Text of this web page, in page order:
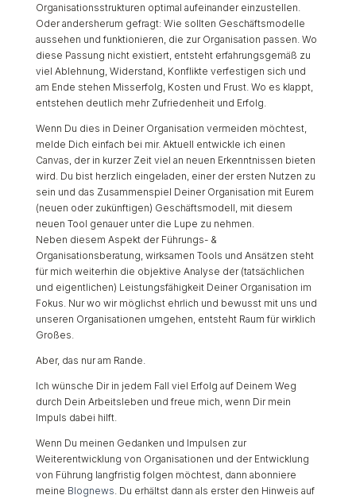
Organisationsstrukturen optimal aufeinander einzustellen.
Oder andersherum gefragt: Wie sollten Geschäftsmodelle
aussehen und funktionieren, die zur Organisation passen. Wo
diese Passung nicht existiert, entsteht erfahrungsgemäß zu
viel Ablehnung, Widerstand, Konflikte verfestigen sich und
am Ende stehen Misserfolg, Kosten und Frust. Wo es klappt,
entstehen deutlich mehr Zufriedenheit und Erfolg.
Wenn Du dies in Deiner Organisation vermeiden möchtest,
melde Dich einfach bei mir. Aktuell entwickle ich einen
Canvas, der in kurzer Zeit viel an neuen Erkenntnissen bieten
wird. Du bist herzlich eingeladen, einer der ersten Nutzen zu
sein und das Zusammenspiel Deiner Organisation mit Eurem
(neuen oder zukünftigen) Geschäftsmodell, mit diesem
neuen Tool genauer unter die Lupe zu nehmen.
Neben diesem Aspekt der Führungs- &
Organisationsberatung, wirksamen Tools und Ansätzen steht
für mich weiterhin die objektive Analyse der (tatsächlichen
und eigentlichen) Leistungsfähigkeit Deiner Organisation im
Fokus. Nur wo wir möglichst ehrlich und bewusst mit uns und
unseren Organisationen umgehen, entsteht Raum für wirklich
Großes.
Aber, das nur am Rande.
Ich wünsche Dir in jedem Fall viel Erfolg auf Deinem Weg
durch Dein Arbeitsleben und freue mich, wenn Dir mein
Impuls dabei hilft.
Wenn Du meinen Gedanken und Impulsen zur
Weiterentwicklung von Organisationen und der Entwicklung
von Führung langfristig folgen möchtest, dann abonniere
meine Blognews . Du erhältst dann als erster den Hinweis auf